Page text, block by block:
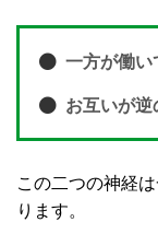
一方が働
お互いが
この二つの神経
ります。